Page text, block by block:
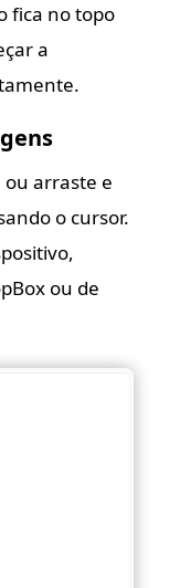
fica no topo
a
ou arraste e
o cursor.
ou de